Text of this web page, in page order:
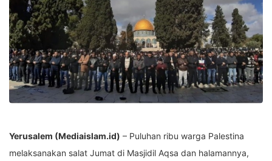
Yerusalem (Mediaislam.id) – Puluhan ribu warga Palestina
melaksanakan salat Jumat di Masjidil Aqsa dan halamannya,